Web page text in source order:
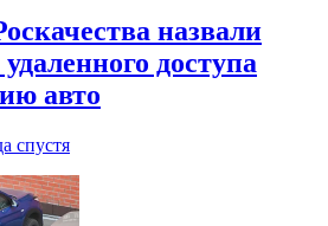
назвали
доступа
авто
спустя